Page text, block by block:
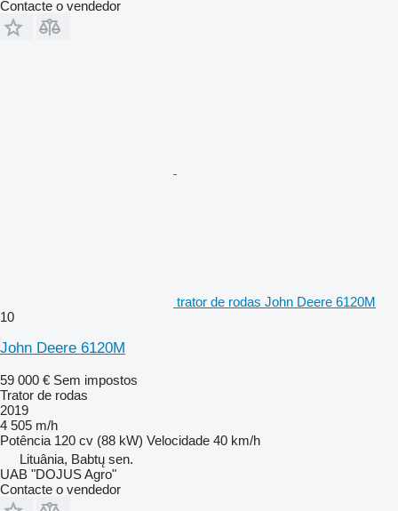
Contacte o vendedor
trator de rodas John Deere 6120M
10
John Deere 6120M
59 000 € Sem impostos
Trator de rodas
2019
4 505 m/h
Potência 120 cv (88 kW) Velocidade 40 km/h
Lituânia, Babtų sen.
UAB "DOJUS Agro"
Contacte o vendedor